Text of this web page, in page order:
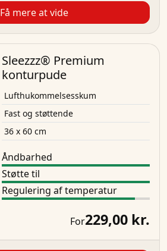
Få mere at vide
Sleezzz® Premium
konturpude
Lufthukommelsesskum
Fast og støttende
36 x 60 cm
Åndbarhed
Støtte til
Regulering af temperatur
For229,00 kr.